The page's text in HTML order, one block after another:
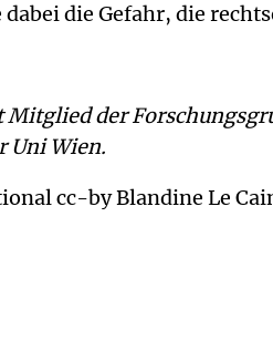
die Gefahr, die
Mitglied der
Uni Wien.
cc-by Blandine Le